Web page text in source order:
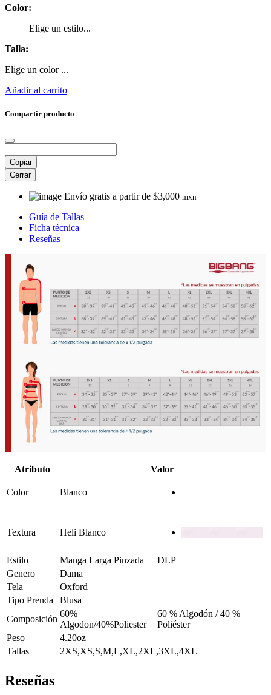
Color:
Elige un estilo...
Talla:
Elige un color ...
Añadir al carrito
Compartir producto
Copiar
Cerrar
Envío gratis a partir de $3,000 mxn
Guía de Tallas
Ficha técnica
Reseñas
Atributo Valor
Color Blanco
Textura Heli Blanco
Estilo Manga Larga Pinzada
DLP
Genero
Dama
Tela
Oxford
Tipo Prenda
Blusa
Composición
60%
Algodon/40%Poliester
60 % Algodón / 40 %
Poliéster
Peso
4.20oz
Tallas
2XS,XS,S,M,L,XL,2XL,3XL,4XL
Reseñas